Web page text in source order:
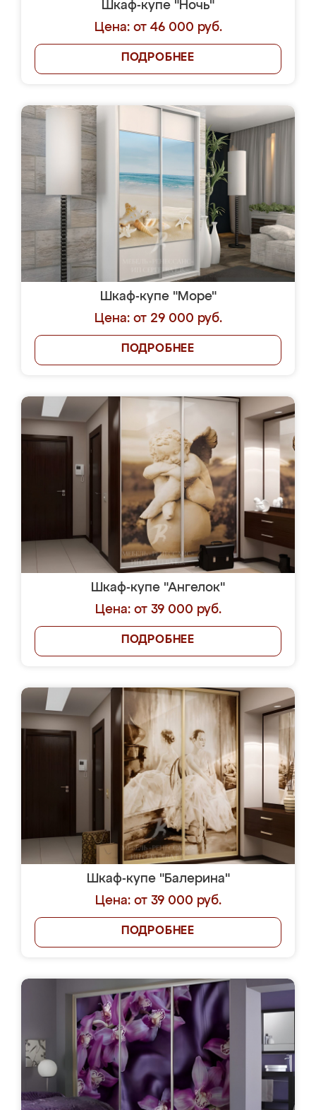
Шкаф-купе "Ночь"
Цена: от 46 000 руб.
ПОДРОБНЕЕ
Шкаф-купе "Море"
Цена: от 29 000 руб.
ПОДРОБНЕЕ
Шкаф-купе "Ангелок"
Цена: от 39 000 руб.
ПОДРОБНЕЕ
Шкаф-купе "Балерина"
Цена: от 39 000 руб.
ПОДРОБНЕЕ